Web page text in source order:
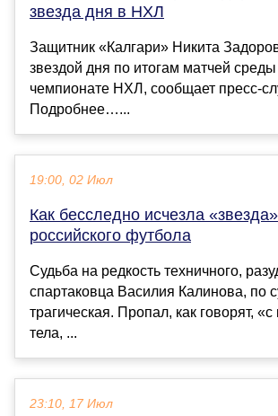
звезда дня в НХЛ
Защитник «Калгари» Никита
звездой дня по итогам матчей
чемпионате НХЛ, сообщает
Подробнее…...
19:00, 02 Июл
Как бесследно исчезла «звезда»
российского футбола
Судьба на редкость техничного,
спартаковца Василия Калинова, по
трагическая. Пропал, как говорят,
тела, ...
23:10, 17 Июл